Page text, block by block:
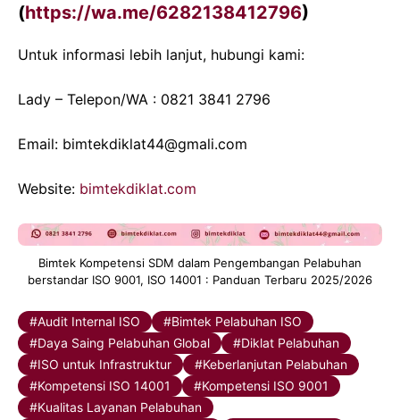
(https://wa.me/6282138412796)
Untuk informasi lebih lanjut, hubungi kami:
Lady – Telepon/WA : 0821 3841 2796
Email: bimtekdiklat44@gmali.com
Website: bimtekdiklat.com
Bimtek Kompetensi SDM dalam Pengembangan Pelabuhan
berstandar ISO 9001, ISO 14001 : Panduan Terbaru 2025/2026
Audit Internal ISO
Bimtek Pelabuhan ISO
Daya Saing Pelabuhan Global
Diklat Pelabuhan
ISO untuk Infrastruktur
Keberlanjutan Pelabuhan
Kompetensi ISO 14001
Kompetensi ISO 9001
Kualitas Layanan Pelabuhan